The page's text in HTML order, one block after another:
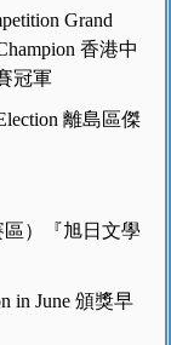
Grand
香港中
冠軍
離島區傑
區）『旭日文學
in June 頒獎早